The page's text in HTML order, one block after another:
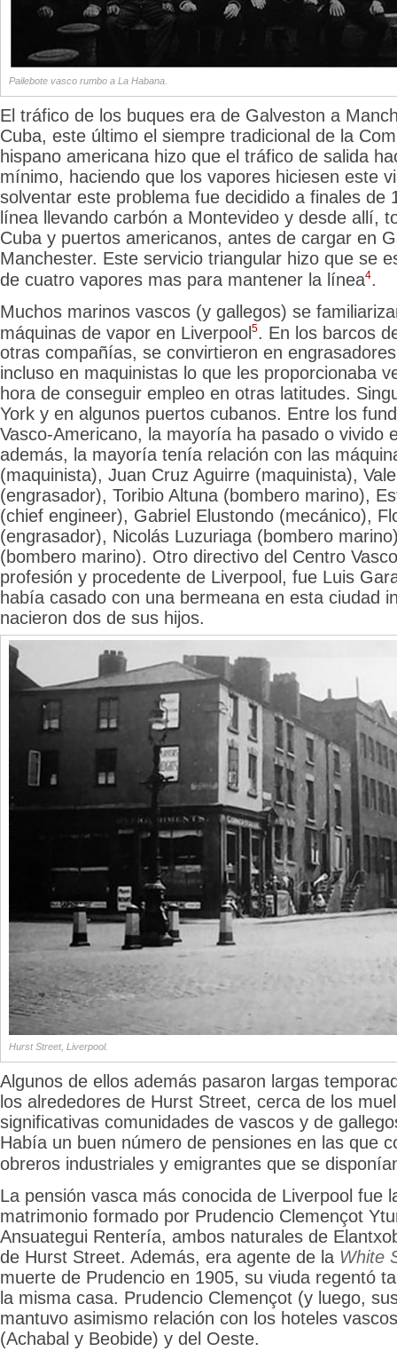
Pailebote vasco rumbo a La Habana.
El tráfico de los buques era de Galveston a
Cuba, este último el siempre tradicional de la
hispano americana hizo que el tráfico de salida
mínimo, haciendo que los vapores hiciesen este
solventar este problema fue decidido a finales de
línea llevando carbón a Montevideo y desde allí,
Cuba y puertos americanos, antes de cargar en
Manchester. Este servicio triangular hizo que se
de cuatro vapores mas para mantener la línea4.
Muchos marinos vascos (y gallegos) se
máquinas de vapor en Liverpool5. En los barcos
otras compañías, se convirtieron en
incluso en maquinistas lo que les proporcionaba
hora de conseguir empleo en otras latitudes.
York y en algunos puertos cubanos. Entre los
Vasco-Americano, la mayoría ha pasado o vivido
además, la mayoría tenía relación con las
(maquinista), Juan Cruz Aguirre (maquinista),
(engrasador), Toribio Altuna (bombero marino),
(chief engineer), Gabriel Elustondo (mecánico),
(engrasador), Nicolás Luzuriaga (bombero
(bombero marino). Otro directivo del Centro
profesión y procedente de Liverpool, fue Luis
había casado con una bermeana en esta ciudad
nacieron dos de sus hijos.
Hurst Street, Liverpool.
Algunos de ellos además pasaron largas
los alrededores de Hurst Street, cerca de los
significativas comunidades de vascos y de
Había un buen número de pensiones en las que
obreros industriales y emigrantes que se
La pensión vasca más conocida de Liverpool fue
matrimonio formado por Prudencio Clemençot
Ansuategui Rentería, ambos naturales de
de Hurst Street. Además, era agente de la White
muerte de Prudencio en 1905, su viuda regentó
la misma casa. Prudencio Clemençot (y luego,
mantuvo asimismo relación con los hoteles
(Achabal y Beobide) y del Oeste.